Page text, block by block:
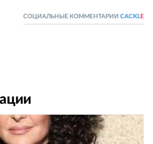
СОЦИАЛЬНЫЕ КОММЕНТАРИИ CACKL E